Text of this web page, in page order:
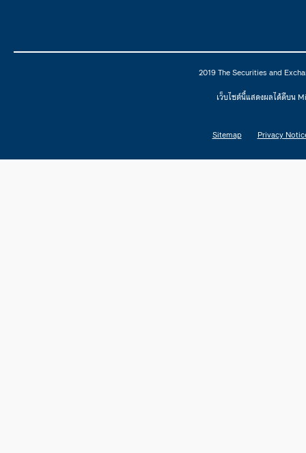
2019 The Securities and
เว็บไซต์นี้แสดงผลได้ดีบน
Sitemap Privacy